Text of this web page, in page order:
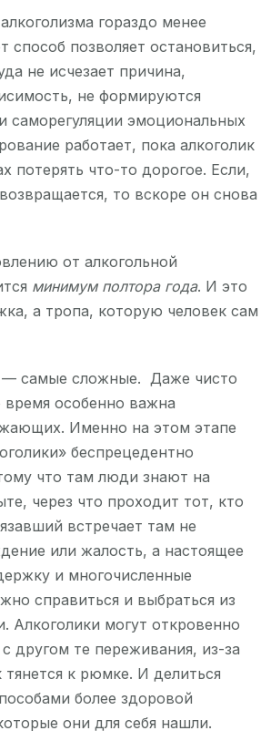
гораздо менее
способ позволяет остановиться,
не исчезает причина,
не формируются
саморегуляции эмоциональных
работает, пока алкоголик
потерять что-то дорогое. Если,
то вскоре он снова
от алкогольной
минимум полтора года. И это
а тропа, которую человек сам
— самые сложные. Даже чисто
время особенно важна
Именно на этом этапе
беспрецедентно
что там люди знают на
через что проходит тот, кто
встречает там не
или жалость, а настоящее
и многочисленные
справиться и выбраться из
Алкоголики могут откровенно
другом те переживания, из-за
тянется к рюмке. И делиться
более здоровой
они для себя нашли.